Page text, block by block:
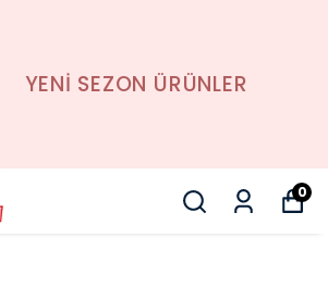
YENİ SEZON ÜRÜNLER
0